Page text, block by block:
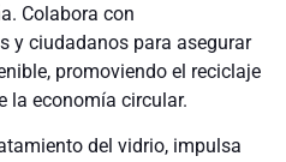
Colabora con
y ciudadanos para asegurar
promoviendo el reciclaje
la economía circular.
del vidrio, impulsa